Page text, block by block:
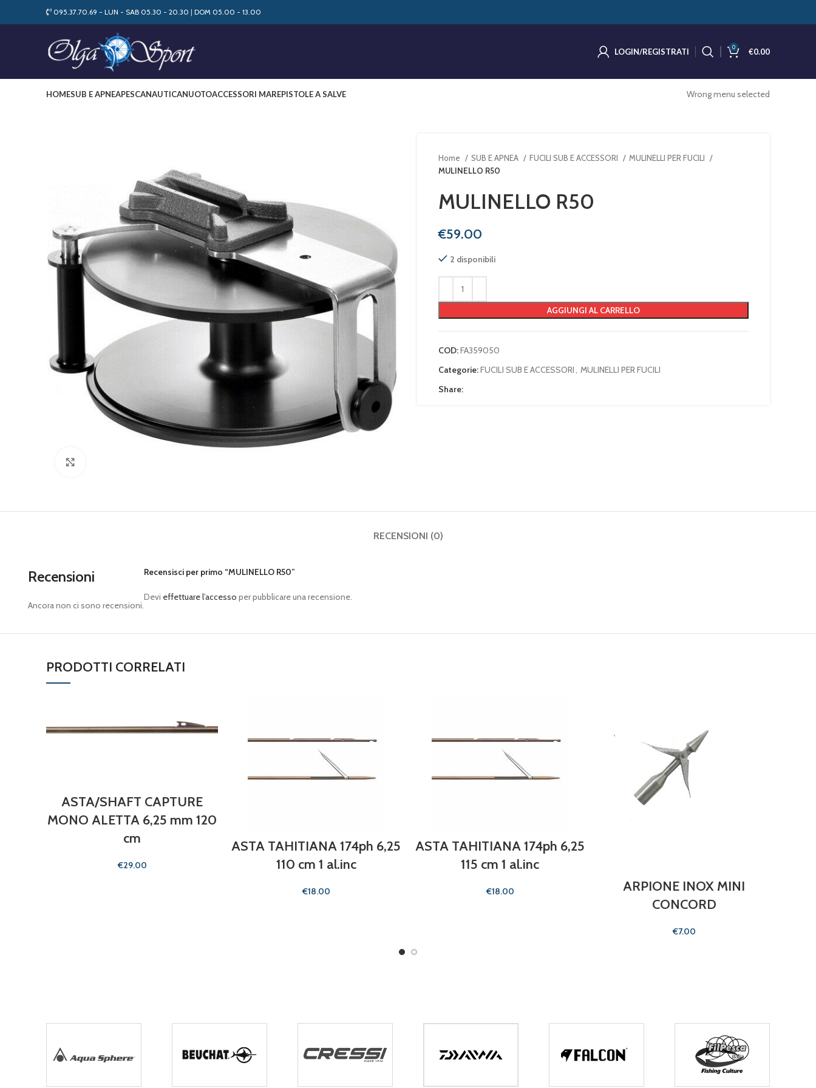
095.37.70.69 - LUN - SAB 05.30 - 20.30 | DOM 05.00 - 13.00
LOGIN/REGISTRATI 0 €0.00
HOMESUB E APNEAPESCANAUTICANUOTOACCESSORI MAREPISTOLE A SALVE Wrong menu selected
Home SUB E APNEA FUCILI SUB E ACCESSORI
MULINELLI PER FUCILI
MULINELLO R50
MULINELLO R50
€
2 disponibili
AGGIUNGI AL CARRELLO
COD:FA359050
Categorie:FUCILI SUB E ACCESSORI, MULINELLI PER FUCILI
Share:
RECENSIONI (0)
Recensioni
Ancora non ci sono recensioni.
Recensisci per primo “MULINELLO R50”
Devi effettuare l’accesso per pubblicare una recensione.
PRODOTTI CORRELATI
ASTA/SHAFT CAPTURE
MONO ALETTA 6,25 mm 120
cm
€
ASTA TAHITIANA 174ph 6,25
110 cm 1 al.inc
€
ASTA TAHITIANA 174ph 6,25
115 cm 1 al.inc
€
ARPIONE INOX MINI
CONCORD
€